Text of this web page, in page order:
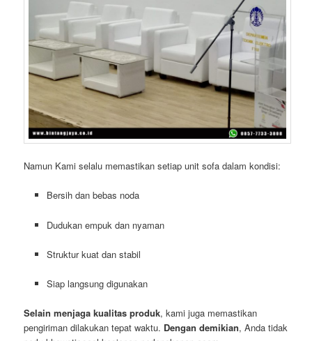
Namun Kami selalu memastikan setiap unit sofa dalam kondisi:
Bersih dan bebas noda
Dudukan empuk dan nyaman
Struktur kuat dan stabil
Siap langsung digunakan
Selain menjaga kualitas produk, kami juga memastikan
pengiriman dilakukan tepat waktu. Dengan demikian, Anda tidak